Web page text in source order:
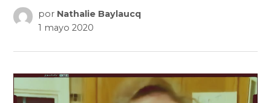
por Nathalie Baylaucq
1 mayo 2020